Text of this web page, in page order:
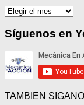
Publicaciones
mes
Síguenos en
TAMBIEN